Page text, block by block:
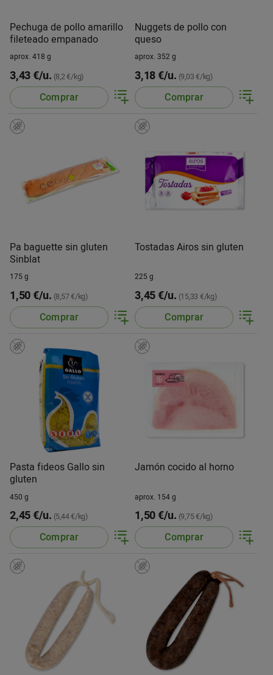
Pechuga de pollo amarillo
fileteado empanado
aprox. 418 g
3,43 €/u. (8,2 €/kg)
Comprar
Nuggets de pollo con
queso
aprox. 352 g
3,18 €/u. (9,03 €/kg)
Comprar
Pa baguette sin gluten
Sinblat
175 g
1,50 €/u. (8,57 €/kg)
Comprar
Tostadas Airos sin gluten
225 g
3,45 €/u. (15,33 €/kg)
Comprar
Pasta fideos Gallo sin
gluten
450 g
2,45 €/u. (5,44 €/kg)
Comprar
Jamón cocido al horno
aprox. 154 g
1,50 €/u. (9,75 €/kg)
Comprar